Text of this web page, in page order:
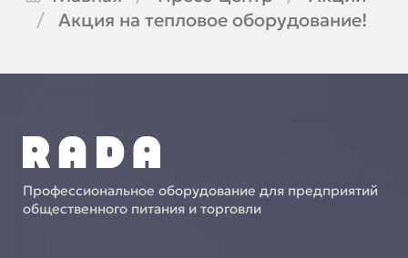
Акция на тепловое оборудование!
Профессиональное оборудование для предприятий
общественного питания и торговли